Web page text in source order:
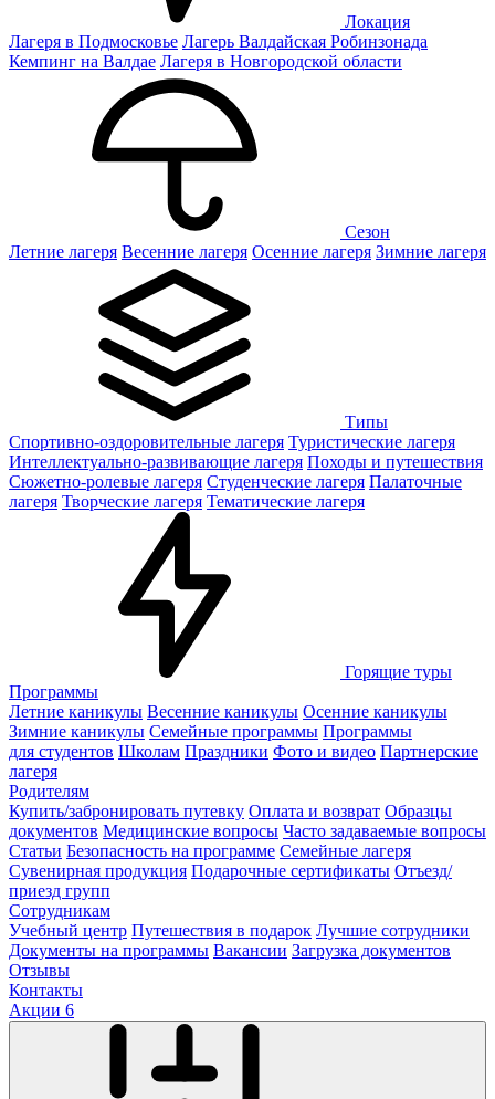
Локация
Лагеря в Подмосковье Лагерь Валдайская Робинзонада
Кемпинг на Валдае Лагеря в Новгородской области
Сезон
Летние лагеря Весенние лагеря Осенние лагеря Зимние лагеря
Типы
Спортивно-оздоровительные лагеря Туристические лагеря
Интеллектуально-развивающие лагеря Походы и путешествия
Сюжетно-ролевые лагеря Студенческие лагеря Палаточные
лагеря Творческие лагеря Тематические лагеря
Горящие туры
Программы
Летние каникулы Весенние каникулы Осенние каникулы
Зимние каникулы Семейные программы Программы
для студентов Школам Праздники Фото и видео Партнерские
лагеря
Родителям
Купить/забронировать путевку Оплата и возврат Образцы
документов Медицинские вопросы Часто задаваемые вопросы
Статьи Безопасность на программе Семейные лагеря
Сувенирная продукция Подарочные сертификаты Отъезд/
приезд групп
Сотрудникам
Учебный центр Путешествия в подарок Лучшие сотрудники
Документы на программы Вакансии Загрузка документов
Отзывы
Контакты
Акции 6